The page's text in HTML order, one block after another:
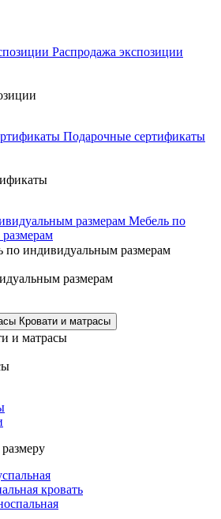
Распродажа экспозиции
Подарочные сертификаты
Мебель по
размерам
Кровати и матрасы
кровать